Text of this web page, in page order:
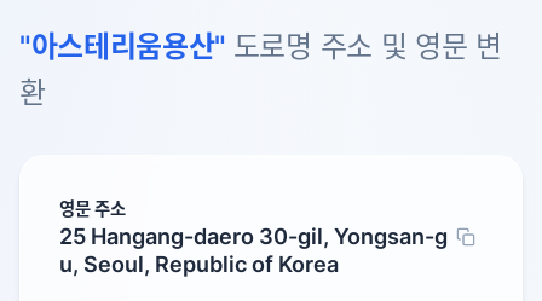
"아스테리움용산" 도로명 주소 및 영문 변
환
영문 주소
25 Hangang-daero 30-gil, Yongsan-g
u, Seoul, Republic of Korea